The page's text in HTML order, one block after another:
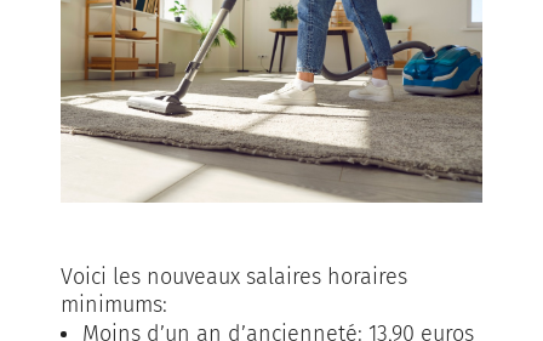
Voici les nouveaux salaires horaires
minimums:
Moins d’un an d’ancienneté: 13,90 euros